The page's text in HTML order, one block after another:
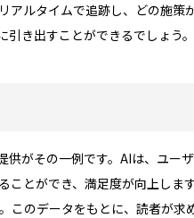
アルタイムで追跡し、どの施策
き出すことができるでしょう。
がその一例です。AIは、ユー
とができ、満足度が向上します
このデータをもとに、読者が求